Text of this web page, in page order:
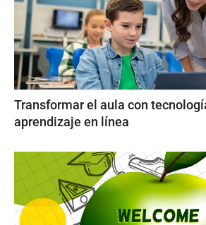
Transformar el aula con
aprendizaje en línea